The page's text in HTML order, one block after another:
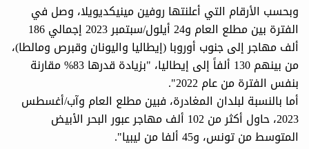
وبحسب الأرقام التي أعلنتها روفين مينيكديويلا، وصل في
الفترة بين مطلع العام و24 أيلول/سبتمبر 2023 إجمالي 186
ألف مهاجر إلى جنوب أوروبا (إيطاليا واليونان وقبرص ومالطا)،
من بينهم 130 ألفاً إلى إيطاليا، "بزيادة قدرها 83% مقارنة
بنفس الفترة من عام 2022".
أما بالنسبة لبلدان المغادرة، فبين مطلع العام وآب/أغسطس
2023، حاول أكثر من 102 ألف مهاجر عبور البحر الأبيض
المتوسط من تونس، و45 ألفا من ليبيا".